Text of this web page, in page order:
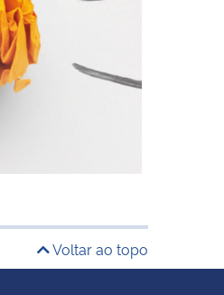
Voltar ao topo